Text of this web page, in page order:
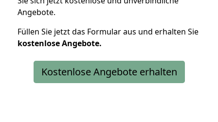
Angebote.
Füllen Sie jetzt das Formular aus und erhalten Sie
kostenloseAngebote.
Kostenlose Angebote erhalten